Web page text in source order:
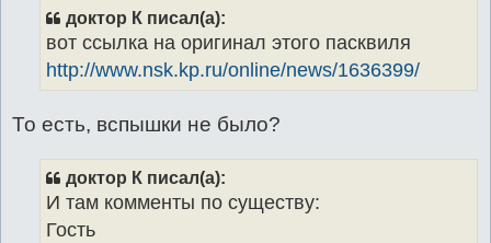
е
доктор К писал(а):
вот ссылка на оригинал этого пасквиля
http://www.nsk.kp.ru/online/news/1636399/
То есть, вспышки не было?
доктор К писал(а):
И там комменты по существу:
Гость